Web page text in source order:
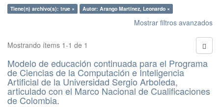
Tiene(n) archivo(s): true × Autor: Arango Martínez, Leonardo ×
Mostrar filtros avanzados
Mostrando ítems 1-1 de 1
Modelo de educación continuada para el Programa
de Ciencias de la Computación e Inteligencia
Artificial de la Universidad Sergio Arboleda,
articulado con el Marco Nacional de Cualificaciones
de Colombia.